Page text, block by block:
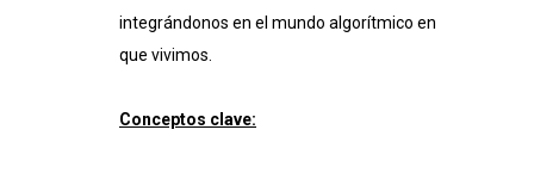
integrándonos en el mundo algorítmico en
que vivimos.
Conceptos clave: